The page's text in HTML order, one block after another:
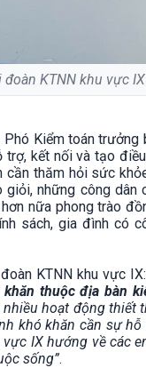
KTNN khu vực
Kiểm toán
kết nối và tạo
thăm hỏi sức
những công dân
nữa phong trào
sách, gia đình có
KTNN khu vực IX:
thuộc địa bàn
hoạt động thiết
khó khăn cần sự
IX hướng về các
sống”.